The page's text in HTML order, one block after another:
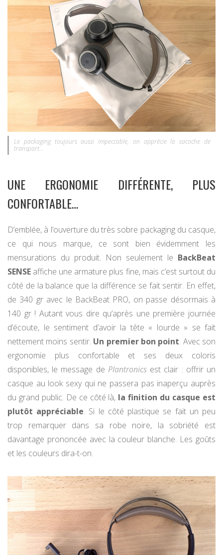
Le packaging toujours aussi impeccable, on apprécie la sacoche de
transport…
UNE ERGONOMIE DIFFÉRENTE, PLUS
CONFORTABLE…
D’emblée, à l’ouverture du très sobre packaging du casque,
ce qui nous marque, ce sont bien évidemment les
mensurations du produit. Non seulement le BackBeat
SENSE affiche une armature plus fine, mais c’est surtout du
côté de la balance que la différence se fait sentir. En effet,
de 340 gr avec le BackBeat PRO, on passe désormais à
140 gr ! Autant vous dire qu’après une première journée
d’écoute, le sentiment d’avoir la tête « lourde » se fait
nettement moins sentir. Un premier bon point. Avec son
ergonomie plus confortable et ses deux coloris
disponibles, le message de Plantronics est clair : offrir un
casque au look sexy qui ne passera pas inaperçu auprès
du grand public. De ce côté là, la finition du casque est
plutôt appréciable. Si le côté plastique se fait un peu
trop remarquer dans sa robe noire, la sobriété est
davantage prononcée avec la couleur blanche. Les goûts
et les couleurs dira-t-on.